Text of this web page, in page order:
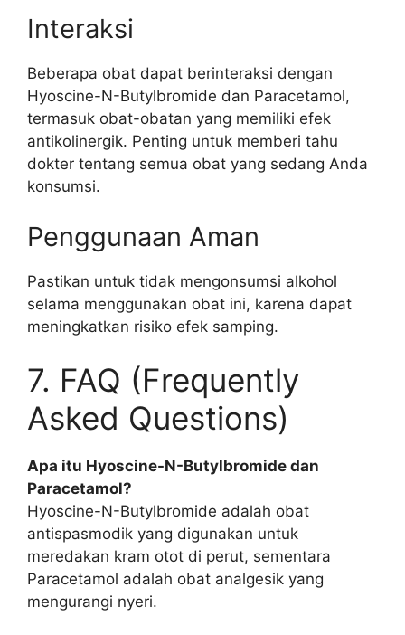
Interaksi
Beberapa obat dapat berinteraksi dengan
Hyoscine-N-Butylbromide dan Paracetamol,
termasuk obat-obatan yang memiliki efek
antikolinergik. Penting untuk memberi tahu
dokter tentang semua obat yang sedang Anda
konsumsi.
Penggunaan Aman
Pastikan untuk tidak mengonsumsi alkohol
selama menggunakan obat ini, karena dapat
meningkatkan risiko efek samping.
7. FAQ (Frequently
Asked Questions)
Apa itu Hyoscine-N-Butylbromide dan
Paracetamol?
Hyoscine-N-Butylbromide adalah obat
antispasmodik yang digunakan untuk
meredakan kram otot di perut, sementara
Paracetamol adalah obat analgesik yang
mengurangi nyeri.